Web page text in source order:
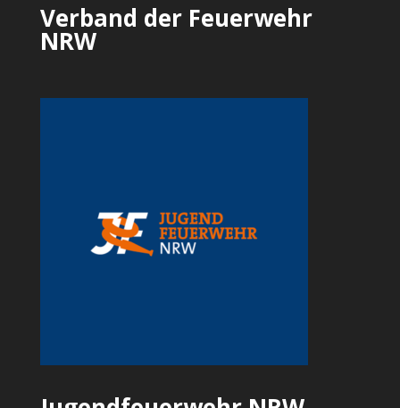
Verband der Feuerwehr
NRW